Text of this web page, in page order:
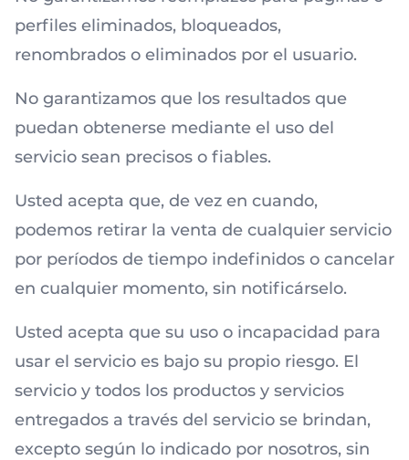
perfiles eliminados, bloqueados,
renombrados o eliminados por el usuario.
No garantizamos que los resultados que
puedan obtenerse mediante el uso del
servicio sean precisos o fiables.
Usted acepta que, de vez en cuando,
podemos retirar la venta de cualquier servicio
por períodos de tiempo indefinidos o cancelar
en cualquier momento, sin notificárselo.
Usted acepta que su uso o incapacidad para
usar el servicio es bajo su propio riesgo. El
servicio y todos los productos y servicios
entregados a través del servicio se brindan,
excepto según lo indicado por nosotros, sin